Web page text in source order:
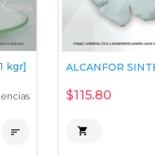
kgr]

ALCANFOR
$115.80
